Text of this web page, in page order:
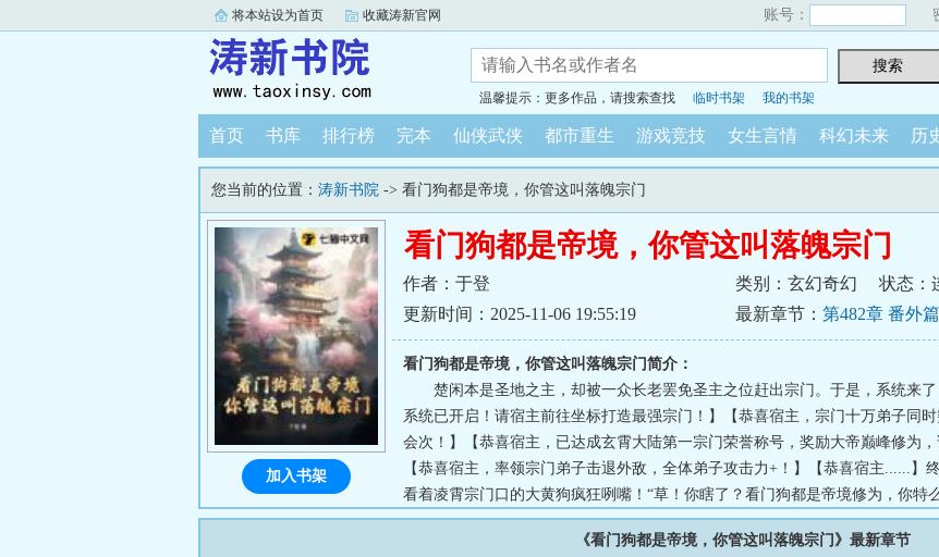
将本站设为首页 收藏涛新官网 账号：
温馨提示：更多作品，请搜索查找 临时书架 我的书架
首页 书库 排行榜 完本 仙侠武侠 都市重生 游戏竞技 女生言情 科幻未来 历
您当前的位置： 涛新书院 -> 看门狗都是帝境，你管这叫落魄宗门
看门狗都是帝境，你管这叫落魄宗门
作者：于登 类别：玄幻奇幻
状态：
更新时间：2025-11-06 19:55:19
最新章节： 第482章 番外
（三）
看门狗都是帝境，你管这叫落魄宗门简介：
楚闲本是圣地之主，却被一众长老罢免圣主之位赶出宗门。于是，系统来
系统已开启！请宿主前往坐标打造最强宗门！】【恭喜宿主，宗门十万弟子同
会次！】【恭喜宿主，已达成玄霄大陆第一宗门荣誉称号，奖励大帝巅峰修为，
【恭喜宿主，率领宗门弟子击退外敌，全体弟子攻击力+！】【恭喜宿主......】
看着凌霄宗门口的大黄狗疯狂咧嘴！“草！你瞎了？看门狗都是帝境修为，你特
门？”...
加入书架
《看门狗都是帝境，你管这叫落魄宗门》最新章节